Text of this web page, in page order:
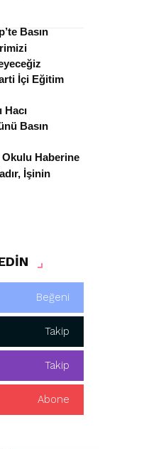
Basın
İçi Eğitim
Hacı
Basın
Okulu Haberine
İşinin
Beğeni
Takip
Takip
Abone